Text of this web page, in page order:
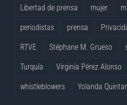
Libertad de prensa mujer
periodistas prensa
RTVE Stéphane M. Grueso
Turquía Virginia Pérez Alonso
whistleblowers Yolanda